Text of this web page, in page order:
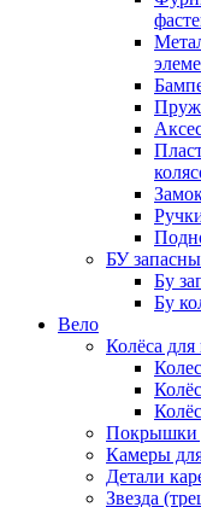
БУ
Бу
Бу
Вело
Колёса для
Покрышки
Камеры
Детали
Звезда